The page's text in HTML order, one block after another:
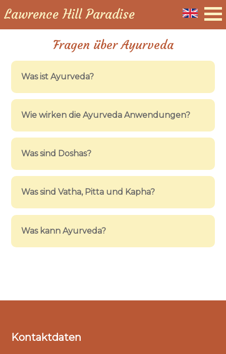
Lawrence Hill Paradise
Fragen über Ayurveda
Was ist Ayurveda?
Wie wirken die Ayurveda Anwendungen?
Was sind Doshas?
Was sind Vatha, Pitta und Kapha?
Was kann Ayurveda?
Kontaktdaten